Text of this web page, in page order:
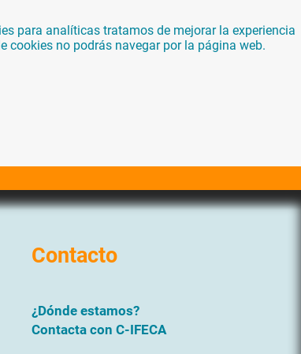
Contacto
¿Dónde estamos?
Contacta con C-IFECA
para analíticas tratamos de mejorar la experiencia
cookies no podrás navegar por la página web.